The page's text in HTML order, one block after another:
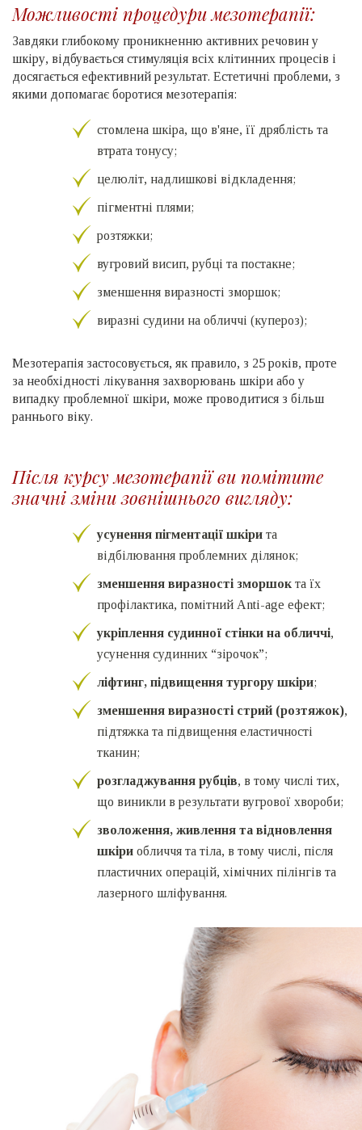
Можливості процедури мезотерапії:
Завдяки глибокому проникненню активних речовин у
шкіру, відбувається стимуляція всіх клітинних процесів і
досягається ефективний результат. Естетичні проблеми, з
якими допомагає боротися мезотерапія:
стомлена шкіра, що в'яне, її дряблість та
втрата тонусу;
целюліт, надлишкові відкладення;
пігментні плями;
розтяжки;
вугровий висип, рубці та постакне;
зменшення виразності зморшок;
виразні судини на обличчі (купероз);
Мезотерапія застосовується, як правило, з 25 років, проте
за необхідності лікування захворювань шкіри або у
випадку проблемної шкіри, може проводитися з більш
раннього віку.
Після курсу мезотерапії ви помітите
значні зміни зовнішнього вигляду:
усунення пігментації шкіри та
відбілювання проблемних ділянок;
зменшення виразності зморшок та їх
профілактика, помітний Anti-age ефект;
укріплення судинної стінки на обличчі,
усунення судинних “зірочок”;
ліфтинг, підвищення тургору шкіри;
зменшення виразності стрий (розтяжок),
підтяжка та підвищення еластичності
тканин;
розгладжування рубців, в тому числі тих,
що виникли в результати вугрової хвороби;
зволоження, живлення та відновлення
шкіри обличчя та тіла, в тому числі, після
пластичних операцій, хімічних пілінгів та
лазерного шліфування.